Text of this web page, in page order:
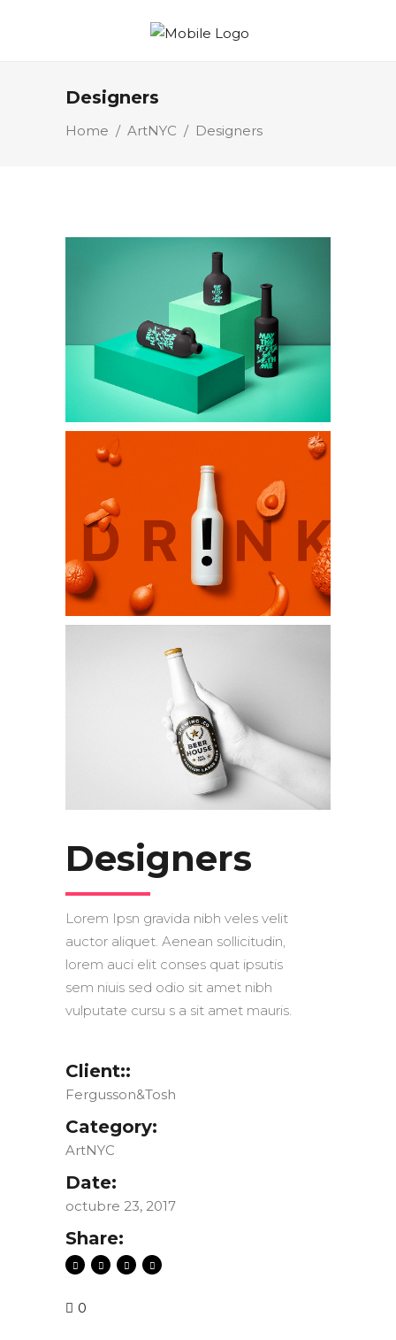
Designers
Home / ArtNYC / Designers
Designers
Lorem Ipsn gravida nibh veles velit
auctor aliquet. Aenean sollicitudin,
lorem auci elit conses quat ipsutis
sem niuis sed odio sit amet nibh
vulputate cursu s a sit amet mauris.
Client::
Fergusson&Tosh
Category:
ArtNYC
Date:
octubre 23, 2017
Share:
0